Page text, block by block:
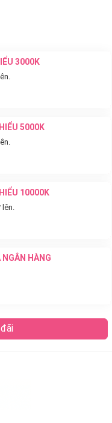
3000K
5000K
10000K
lên.
HÀNG